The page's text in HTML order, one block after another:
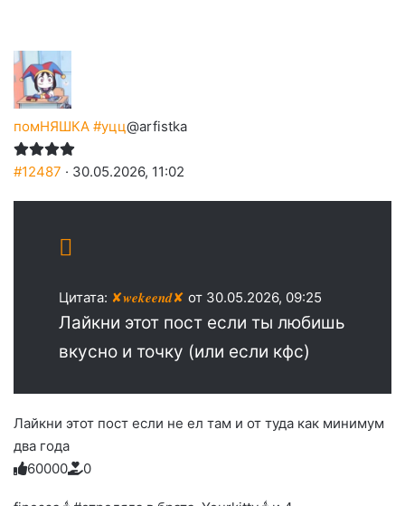
помНЯШКА #уцц@arfistka
#12487 · 30.05.2026, 11:02
Цитата: ✘𝒘𝒆𝒌𝒆𝒆𝒏𝒅✘ от 30.05.2026, 09:25
Лайкни этот пост если ты любишь
вкусно и точку (или если кфс)
Лайкни этот пост если не ел там и от туда как минимум
два года
Голосуйте
6
Нажмите
0
Нажмите
0
Нажмите
0
Нажмите
0
Нажмите
0